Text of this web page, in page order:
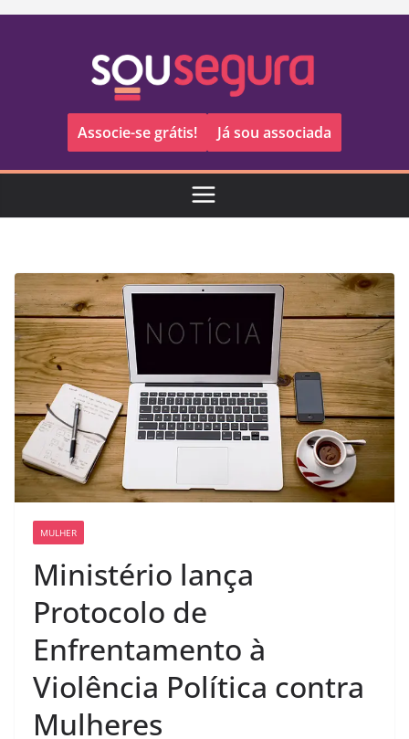
Pular
Associe-se grátis! Já sou associada
MULHER
Ministério lança
Protocolo de
Enfrentamento à
Violência Política contra
Mulheres